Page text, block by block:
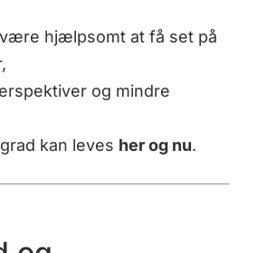
hjælpsomt at få set på
og mindre
kan leves her og nu.